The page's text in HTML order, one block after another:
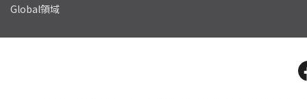
Global領域